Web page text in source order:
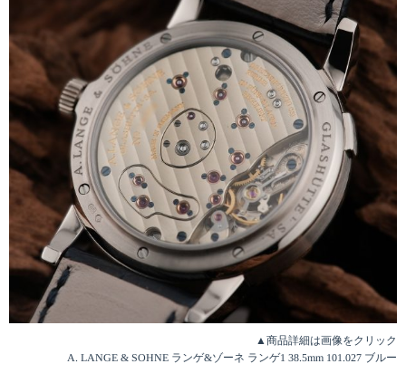
▲商品詳細は画像をクリック
A. LANGE & SOHNE ランゲ&ゾーネ ランゲ1 38.5mm 101.027 ブルー